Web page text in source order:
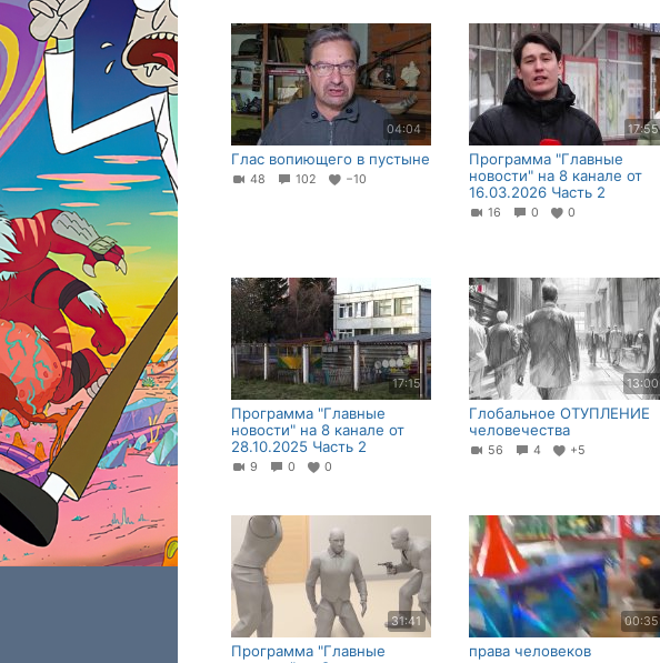
04:04
Глас вопиющего в пустыне
48 102 −10
17:55
Программа "Главные
новости" на 8 канале от
16.03.2026 Часть 2
16 0 0
17:15
Программа "Главные
новости" на 8 канале от
28.10.2025 Часть 2
9 0 0
13:00
Глобальное ОТУПЛЕНИЕ
человечества
56 4 +5
31:41
Программа "Главные
00:35
права человеков